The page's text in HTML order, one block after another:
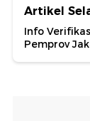
Artikel
Info
Pemprov